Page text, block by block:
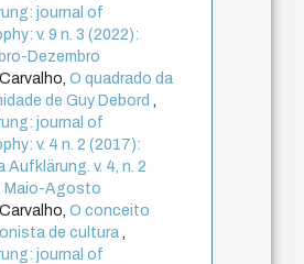
journal of
v. 9 n. 3 (2022):
Dezembro
O quadrado da
de Guy Debord
journal of
v. 4 n. 2 (2017):
Aufklärung. v. 4, n. 2
Maio-Agosto
O conceito
de cultura
journal of